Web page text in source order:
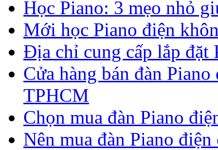
Học Piano: 3 mẹo nhỏ
Mới học Piano điện
Địa chỉ cung cấp lắp đặt
Cửa hàng bán đàn
TPHCM
Chọn mua đàn Piano
Nên mua đàn Piano